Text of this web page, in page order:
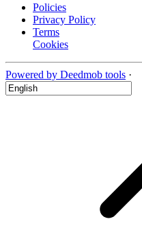
Policies
Privacy Policy
Terms
Cookies
Powered by Deedmob tools ·